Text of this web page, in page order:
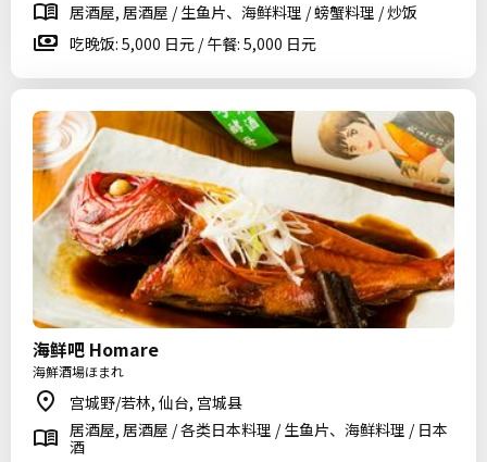
居酒屋, 居酒屋 / 生鱼片、海鲜料理 / 螃蟹料理 / 炒饭
吃晚饭: 5,000 日元 / 午餐: 5,000 日元
海鲜吧 Homare
海鮮酒場ほまれ
宫城野/若林, 仙台, 宫城县
居酒屋, 居酒屋 / 各类日本料理 / 生鱼片、海鲜料理 / 日本
酒